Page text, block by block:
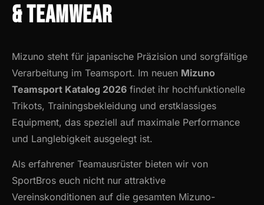
& Teamwear
Mizuno steht für japanische Präzision und sorgfältige
Verarbeitung im Teamsport. Im neuen Mizuno
Teamsport Katalog 2026 findet ihr hochfunktionelle
Trikots, Trainingsbekleidung und erstklassiges
Equipment, das speziell auf maximale Performance
und Langlebigkeit ausgelegt ist.
Als erfahrener Teamausrüster bieten wir von
SportBros euch nicht nur attraktive
Vereinskonditionen auf die gesamten Mizuno-